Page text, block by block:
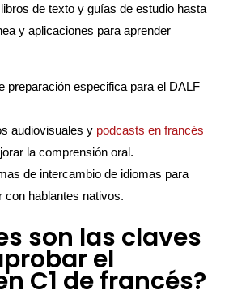
de texto y guías de estudio hasta
y aplicaciones para aprender
preparación especifica para el DALF
audiovisuales y podcasts en francés
la comprensión oral.
de intercambio de idiomas para
con hablantes nativos.
son las claves
el
C1 de francés?